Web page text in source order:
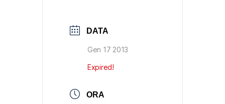
DATA
Gen 17 2013
Expired!
ORA